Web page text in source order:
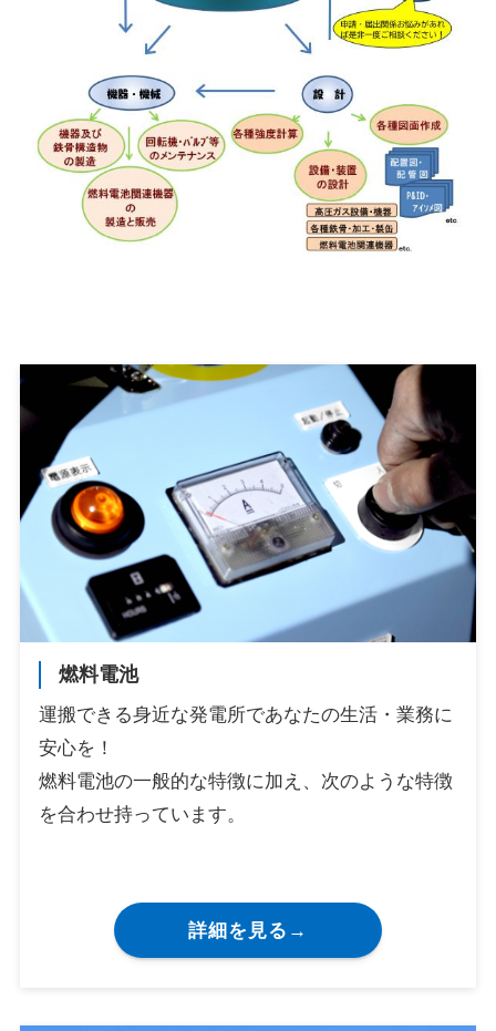
燃料電池
運搬できる身近な発電所であなたの生活・業務に
安心を！
燃料電池の一般的な特徴に加え、次のような特徴
を合わせ持っています。
詳細を見る→